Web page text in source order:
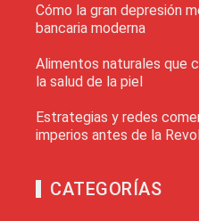
Cómo la gran depresión
bancaria moderna
Alimentos naturales que
la salud de la piel
Estrategias y redes
imperios antes de la
CATEGORÍAS